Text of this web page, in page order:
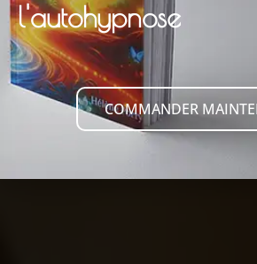
l'autohypnose
COMMANDER